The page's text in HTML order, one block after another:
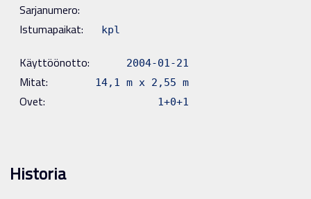
Sarjanumero:
Istumapaikat:
kpl
Käyttöönotto: 2004-01-21
Mitat: 14,1 m x 2,55 m
Ovet: 1+0+1
Historia